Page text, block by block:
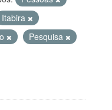
Itabira
Pesquisa